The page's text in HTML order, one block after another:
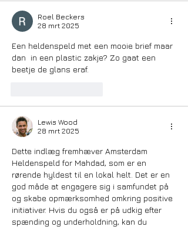
Roel Beckers
28 mrt 2025
Een heldenspeld met een mooie brief maar
dan  in een plastic zakje? Zo gaat een
beetje de glans eraf.
Lewis Wood
28 mrt 2025
Dette indlæg fremhæver Amsterdam
Heldenspeld for Mahdad, som er en
rørende hyldest til en lokal helt. Det er en
god måde at engagere sig i samfundet på
og skabe opmærksomhed omkring positive
initiativer. Hvis du også er på udkig efter
spænding og underholdning, kan du